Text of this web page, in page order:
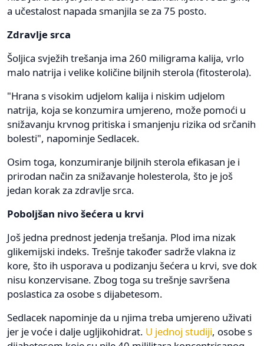
a učestalost napada smanjila se za 75 posto.
Zdravlje srca
Šoljica svježih trešanja ima 260 miligrama kalija, vrlo
malo natrija i velike količine biljnih sterola (fitosterola).
"Hrana s visokim udjelom kalija i niskim udjelom
natrija, koja se konzumira umjereno, može pomoći u
snižavanju krvnog pritiska i smanjenju rizika od srčanih
bolesti", napominje Sedlacek.
Osim toga, konzumiranje biljnih sterola efikasan je i
prirodan način za snižavanje holesterola, što je još
jedan korak za zdravlje srca.
Poboljšan nivo šećera u krvi
Još jedna prednost jedenja trešanja. Plod ima nizak
glikemijski indeks. Trešnje također sadrže vlakna iz
kore, što ih usporava u podizanju šećera u krvi, sve dok
nisu konzervisane. Zbog toga su trešnje savršena
poslastica za osobe s dijabetesom.
Sedlacek napominje da u njima treba umjereno uživati
jer je voće i dalje ugljikohidrat. U jednoj studiji, osobe s